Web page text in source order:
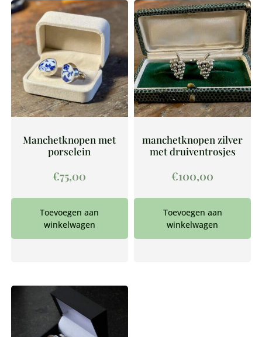
Manchetknopen met
porselein
€75,00
Toevoegen aan
winkelwagen
manchetknopen zilver
met druiventrosjes
€100,00
Toevoegen aan
winkelwagen